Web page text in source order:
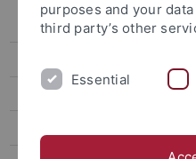
B.A. Medienwissenschaft (ab
M.A. Medienwissenschaft (ab 2026)
purposes and your
third party’s other
Essential